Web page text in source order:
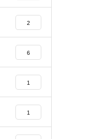
2
6
1
1